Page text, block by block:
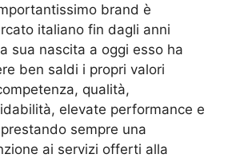
brand è
italiano fin dagli anni
sua nascita a oggi esso ha
ben saldi i propri valori
qualità,
elevate performance e
sempre una
ai servizi offerti alla